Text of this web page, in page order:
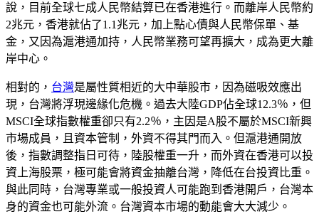
說，目前全球七成人民幣結算已在香港進行。而離岸人民幣約
2兆元，香港就佔了1.1兆元，加上點心債與人民幣保單、基
金，又因為滬港通加持，人民幣業務可望再擴大，成為更大離
岸中心。
相對的， 台灣是屬性質相近的大中華股市，因為磁吸效應出
現，台灣將浮現邊緣化危機。過去大陸GDP佔全球12.3％，但
MSCI全球指數權重卻只有2.2％，主因是A股不屬於MSCI新興
市場成員，且資本管制，外資不得其門而入。但滬港通開放
後，指數調整指日可待，陸股權重一升，而外資在香港可以投
資上海股票，極可能會將資金抽離台灣，降低在台投資比重。
與此同時，台灣專業或一般投資人可能跑到香港開戶，台灣本
身的資金也可能外流。台灣資本市場的動能會大大減少。